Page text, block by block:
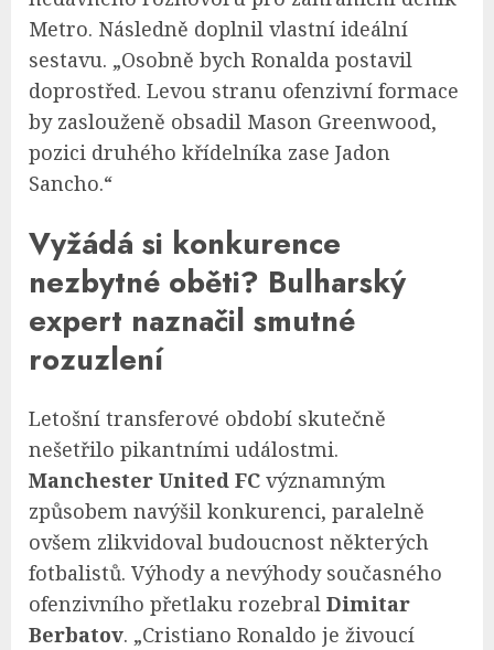
Metro. Následně doplnil vlastní ideální
sestavu. „Osobně bych Ronalda postavil
doprostřed. Levou stranu ofenzivní formace
by zaslouženě obsadil Mason Greenwood,
pozici druhého křídelníka zase Jadon
Sancho.“
Vyžádá si konkurence
nezbytné oběti? Bulharský
expert naznačil smutné
rozuzlení
Letošní transferové období skutečně
nešetřilo pikantními událostmi.
Manchester United FC významným
způsobem navýšil konkurenci, paralelně
ovšem zlikvidoval budoucnost některých
fotbalistů. Výhody a nevýhody současného
ofenzivního přetlaku rozebral Dimitar
Berbatov. „Cristiano Ronaldo je živoucí